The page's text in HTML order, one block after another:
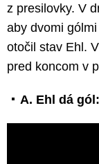
z presilovky. V
aby dvomi
otočil stav Ehl.
pred koncom v
A. Ehl dá gól: